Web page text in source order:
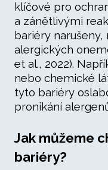
klíčové pro
a zánětlivými
bariéry
alergických
et al., 2022).
nebo chemické
tyto bariéry
pronikání
Jak můžeme
bariéry?